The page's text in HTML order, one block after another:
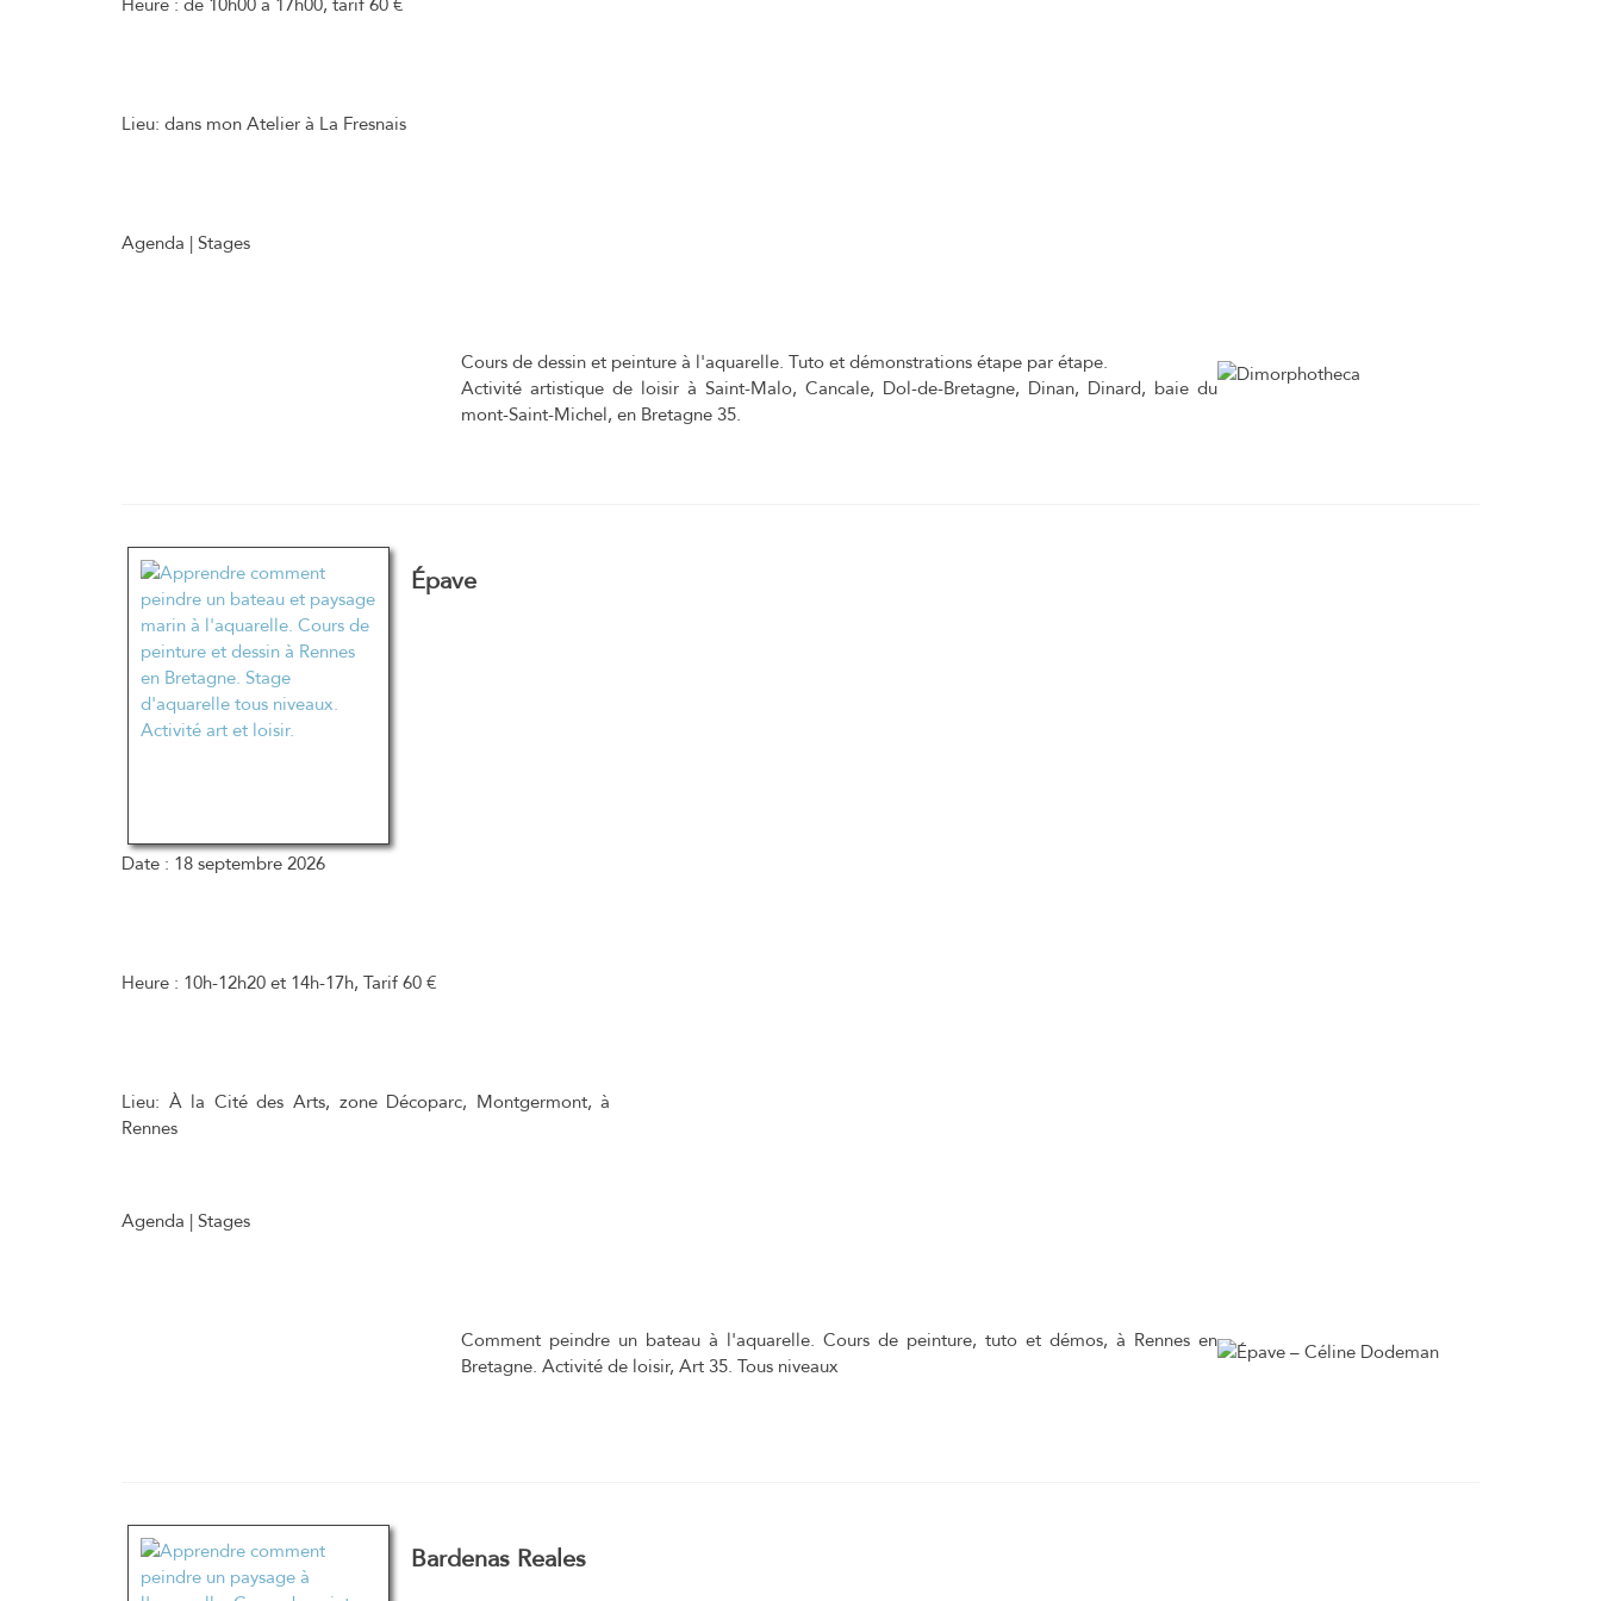
Heure : de 10h00 à 17h00, tarif 60 €
Lieu: dans mon Atelier à La Fresnais
Agenda | Stages
Cours de dessin et peinture à l'aquarelle. Tuto et démonstrations étape par étape.
Activité artistique de loisir à Saint-Malo, Cancale, Dol-de-Bretagne, Dinan, Dinard, baie du
mont-Saint-Michel, en Bretagne 35.
Épave
Date : 18 septembre 2026
Heure : 10h-12h20 et 14h-17h, Tarif 60 €
Lieu: À la Cité des Arts, zone Décoparc, Montgermont, à
Rennes
Agenda | Stages
Comment peindre un bateau à l'aquarelle. Cours de peinture, tuto et démos, à Rennes en
Bretagne. Activité de loisir, Art 35. Tous niveaux
Bardenas Reales